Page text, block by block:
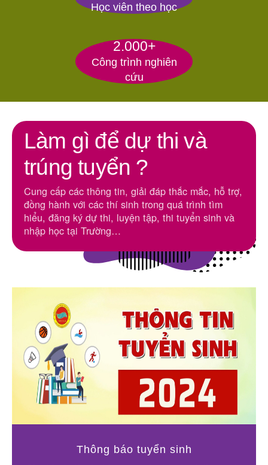
Học viên theo học
2.000+
Công trình nghiên
cứu
Làm gì để dự thi và
trúng tuyển ?
Cung cấp các thông tin, giải đáp thắc mắc, hỗ trợ,
đồng hành với các thí sinh trong quá trình tìm
hiểu, đăng ký dự thi, luyện tập, thi tuyển sinh và
nhập học tại Trường…
Thông báo tuyển sinh